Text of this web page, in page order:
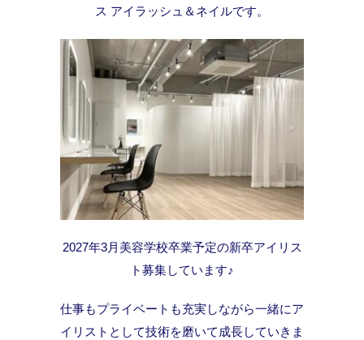
ス アイラッシュ＆ネイルです。
2027年3月美容学校卒業予定の新卒アイリス
ト募集しています♪
仕事もプライベートも充実しながら一緒にア
イリストとして技術を磨いて成長していきま